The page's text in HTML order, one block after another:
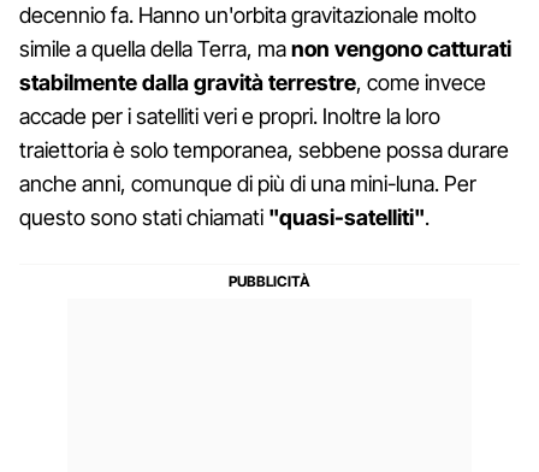
decennio fa. Hanno un'orbita gravitazionale molto
simile a quella della Terra, manon vengono catturati
stabilmente dalla gravità terrestre, come invece
accade per i satelliti veri e propri. Inoltre la loro
traiettoria è solo temporanea, sebbene possa durare
anche anni, comunque di più di una mini-luna. Per
questo sono stati chiamati "quasi-satelliti".